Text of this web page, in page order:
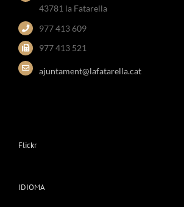
43781 la Fatarella
977 413 609
977 413 521
ajuntament@lafatarella.cat
Flickr
IDIOMA